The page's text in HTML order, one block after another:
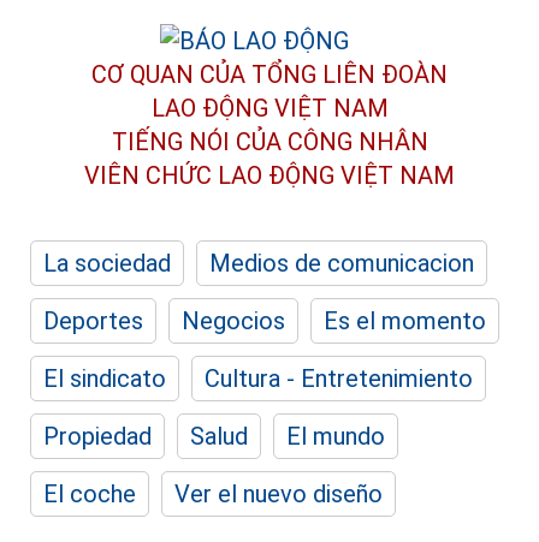
CƠ QUAN CỦA TỔNG LIÊN ĐOÀN
LAO ĐỘNG VIỆT NAM
TIẾNG NÓI CỦA CÔNG NHÂN
VIÊN CHỨC LAO ĐỘNG VIỆT NAM
La sociedad
Medios de comunicacion
Deportes
Negocios
Es el momento
El sindicato
Cultura - Entretenimiento
Propiedad
Salud
El mundo
El coche
Ver el nuevo diseño